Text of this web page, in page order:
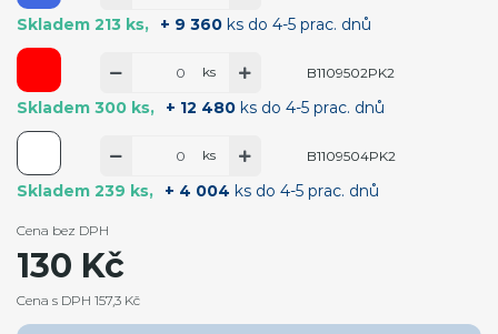
Skladem 213 ks + 9 360 ks do 4-5 prac. dnů
Skladem 300 ks + 12 480 ks do 4-5 prac. dnů
ks B1109502PK2
Skladem 239 ks + 4 004 ks do 4-5 prac. dnů
ks B1109504PK2
Cena bez DPH
130 Kč
Cena s DPH 157,3 Kč